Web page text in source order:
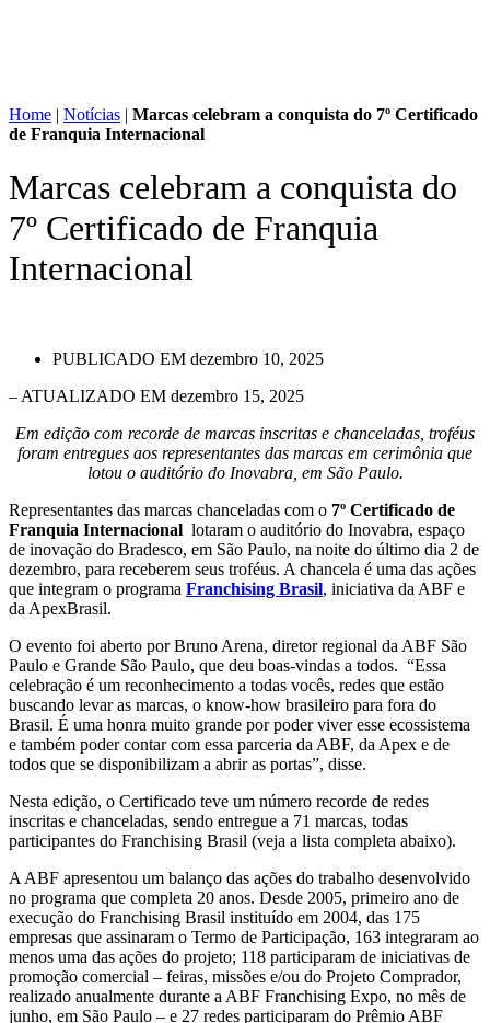
Home | Notícias | Marcas celebram a conquista do 7º Certificado
de Franquia Internacional
Marcas celebram a conquista do
7º Certificado de Franquia
Internacional
PUBLICADO EM dezembro 10, 2025
– ATUALIZADO EM dezembro 15, 2025
Em edição com recorde de marcas inscritas e chanceladas, troféus
foram entregues aos representantes das marcas em cerimônia que
lotou o auditório do Inovabra, em São Paulo.
Representantes das marcas chanceladas com o 7º Certificado de
Franquia Internacional lotaram o auditório do Inovabra, espaço
de inovação do Bradesco, em São Paulo, na noite do último dia 2 de
dezembro, para receberem seus troféus. A chancela é uma das ações
que integram o programa Franchising Brasil, iniciativa da ABF e
da ApexBrasil.
O evento foi aberto por Bruno Arena, diretor regional da ABF São
Paulo e Grande São Paulo, que deu boas-vindas a todos. “Essa
celebração é um reconhecimento a todas vocês, redes que estão
buscando levar as marcas, o know-how brasileiro para fora do
Brasil. É uma honra muito grande por poder viver esse ecossistema
e também poder contar com essa parceria da ABF, da Apex e de
todos que se disponibilizam a abrir as portas”, disse.
Nesta edição, o Certificado teve um número recorde de redes
inscritas e chanceladas, sendo entregue a 71 marcas, todas
participantes do Franchising Brasil (veja a lista completa abaixo).
A ABF apresentou um balanço das ações do trabalho desenvolvido
no programa que completa 20 anos. Desde 2005, primeiro ano de
execução do Franchising Brasil instituído em 2004, das 175
empresas que assinaram o Termo de Participação, 163 integraram ao
menos uma das ações do projeto; 118 participaram de iniciativas de
promoção comercial – feiras, missões e/ou do Projeto Comprador,
realizado anualmente durante a ABF Franchising Expo, no mês de
junho, em São Paulo – e 27 redes participaram do Prêmio ABF